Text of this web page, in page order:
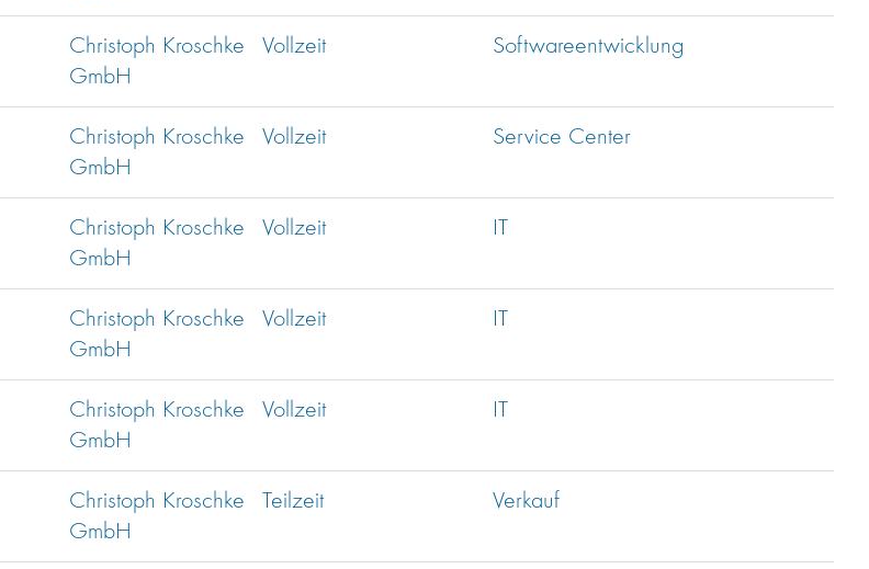
Christoph Kroschke
GmbH
Vollzeit Softwareentwicklung
Christoph Kroschke
GmbH
Vollzeit Service Center
Christoph Kroschke
GmbH
Vollzeit IT
Christoph Kroschke
GmbH
Vollzeit IT
Christoph Kroschke
GmbH
Vollzeit IT
Christoph Kroschke
GmbH
Teilzeit Verkauf